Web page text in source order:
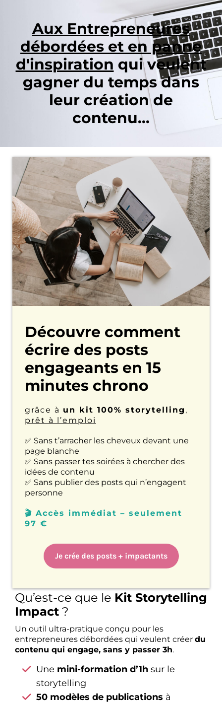
Aux Entrepreneures
débordées et en panne
d'inspiration qui veulent
gagner du temps dans
leur création de
contenu…
Découvre comment
écrire des posts
engageants en 15
minutes chrono
grâce à un kit 100% storytelling ,
prêt à l’emploi
✅ Sans t’arracher les cheveux devant une
page blanche
✅ Sans passer tes soirées à chercher des
idées de contenu
✅ Sans publier des posts qui n’engagent
personne
🎬 Accès immédiat – seulement
97 €
Je crée des posts + impactants
Qu’est-ce que le Kit Storytelling
Impact ?
Un outil ultra-pratique conçu pour les
entrepreneures débordées qui veulent créer du
contenu qui engage, sans y passer 3h.
Une mini-formation d’1h sur le
storytelling
50 modèles de publications à